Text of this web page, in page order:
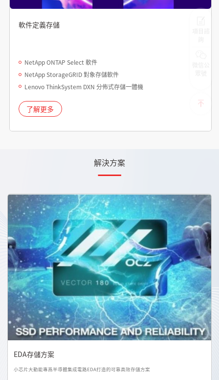
軟件定義存儲
NetApp ONTAP Select 軟件
NetApp StorageGRID 對象存儲軟件
Lenovo ThinkSystem DXN 分佈式存儲一體機
了解更多
解決方案
EDA存儲方案
小芯片大動能專爲半導體集成電路EDA打造的可靠高效存儲方案